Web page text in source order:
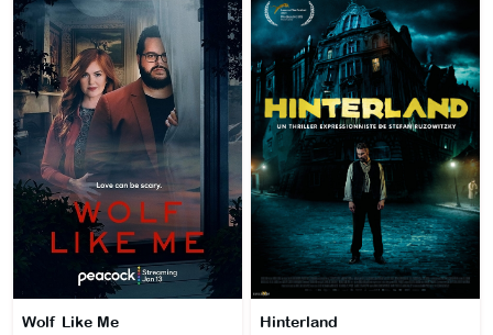
Wolf Like Me Hinterland